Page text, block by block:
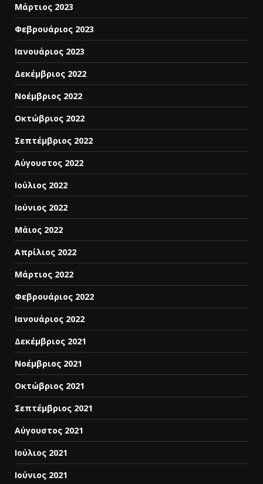
Μάρτιος 2023
Φεβρουάριος 2023
Ιανουάριος 2023
Δεκέμβριος 2022
Νοέμβριος 2022
Οκτώβριος 2022
Σεπτέμβριος 2022
Αύγουστος 2022
Ιούλιος 2022
Ιούνιος 2022
Μάιος 2022
Απρίλιος 2022
Μάρτιος 2022
Φεβρουάριος 2022
Ιανουάριος 2022
Δεκέμβριος 2021
Νοέμβριος 2021
Οκτώβριος 2021
Σεπτέμβριος 2021
Αύγουστος 2021
Ιούλιος 2021
Ιούνιος 2021